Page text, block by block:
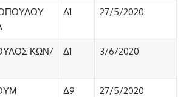
Δ1 27/5/2020
ΚΩΝ/
Δ1 3/6/2020
Δ9 27/5/2020